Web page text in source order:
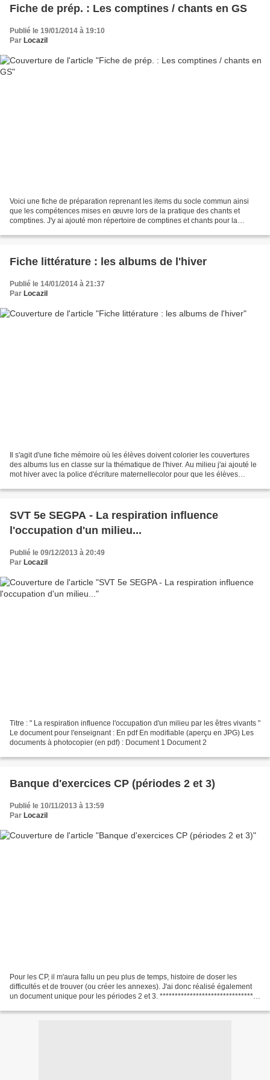
Fiche de prép. : Les comptines / chants en GS
Publié le 19/01/2014 à 19:10
Par Locazil
Voici une fiche de préparation reprenant les items du socle commun ainsi
que les compétences mises en œuvre lors de la pratique des chants et
comptines. J'y ai ajouté mon répertoire de comptines et chants pour la
Fiche littérature : les albums de l'hiver
Publié le 14/01/2014 à 21:37
Par Locazil
Il s'agit d'une fiche mémoire où les élèves doivent colorier les couvertures
des albums lus en classe sur la thématique de l'hiver. Au milieu j'ai ajouté le
mot hiver avec la police d'écriture maternellecolor pour que les élèves
SVT 5e SEGPA - La respiration influence
l'occupation d'un milieu...
Publié le 09/12/2013 à 20:49
Par Locazil
Titre : " La respiration influence l'occupation d'un milieu par les êtres vivants "
Le document pour l'enseignant : En pdf En modifiable (aperçu en JPG) Les
documents à photocopier (en pdf) : Document 1 Document 2
Banque d'exercices CP (périodes 2 et 3)
Publié le 10/11/2013 à 13:59
Par Locazil
Pour les CP, il m'aura fallu un peu plus de temps, histoire de doser les
difficultés et de trouver (ou créer les annexes). J'ai donc réalisé également
un document unique pour les périodes 2 et 3. *******************************